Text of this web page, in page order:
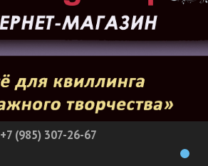
+7 (985) 307-26-67